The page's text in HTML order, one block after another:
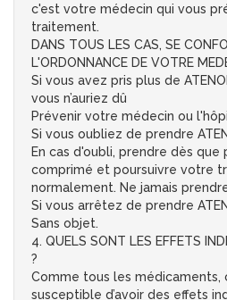
c'est votre médecin qui vous
traitement.
DANS TOUS LES CAS, SE
L'ORDONNANCE DE VOTRE
Si vous avez pris plus de
vous n’auriez dû
Prévenir votre médecin ou
Si vous oubliez de prendre
En cas d'oubli, prendre dès
comprimé et poursuivre votre
normalement. Ne jamais
Si vous arrêtez de prendre
Sans objet.
4. QUELS SONT LES EFFETS
?
Comme tous les
susceptible d’avoir des effets